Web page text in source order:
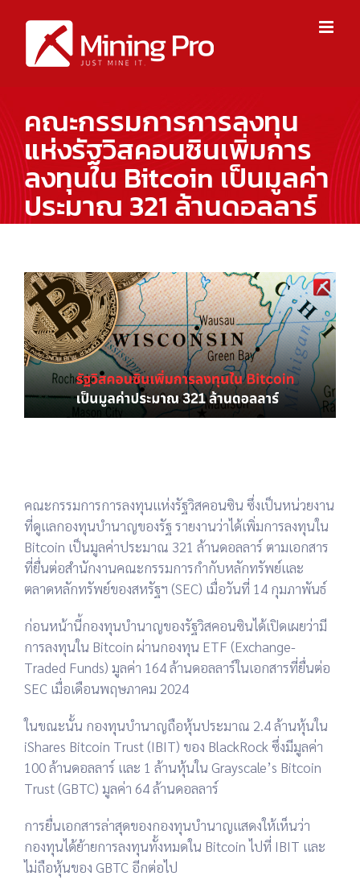
content
คณะกรรมการการลงทุน
แห่งรัฐวิสคอนซินเพิ่มการ
ลงทุนใน Bitcoin เป็นมูลค่า
ประมาณ 321 ล้านดอลลาร์
View
Larger
Image
คณะกรรมการการลงทุนแห่งรัฐวิสคอนซิน ซึ่งเป็นหน่วยงาน
ที่ดูแลกองทุนบำนาญของรัฐ รายงานว่าได้เพิ่มการลงทุนใน
Bitcoin เป็นมูลค่าประมาณ 321 ล้านดอลลาร์ ตามเอกสาร
ที่ยื่นต่อสำนักงานคณะกรรมการกำกับหลักทรัพย์และ
ตลาดหลักทรัพย์ของสหรัฐฯ (SEC) เมื่อวันที่ 14 กุมภาพันธ์
ก่อนหน้านี้กองทุนบำนาญของรัฐวิสคอนซินได้เปิดเผยว่ามี
การลงทุนใน Bitcoin ผ่านกองทุน ETF (Exchange-
Traded Funds) มูลค่า 164 ล้านดอลลาร์ในเอกสารที่ยื่นต่อ
SEC เมื่อเดือนพฤษภาคม 2024
ในขณะนั้น กองทุนบำนาญถือหุ้นประมาณ 2.4 ล้านหุ้นใน
iShares Bitcoin Trust (IBIT) ของ BlackRock ซึ่งมีมูลค่า
100 ล้านดอลลาร์ และ 1 ล้านหุ้นใน Grayscale’s Bitcoin
Trust (GBTC) มูลค่า 64 ล้านดอลลาร์
การยื่นเอกสารล่าสุดของกองทุนบำนาญแสดงให้เห็นว่า
กองทุนได้ย้ายการลงทุนทั้งหมดใน Bitcoin ไปที่ IBIT และ
ไม่ถือหุ้นของ GBTC อีกต่อไป